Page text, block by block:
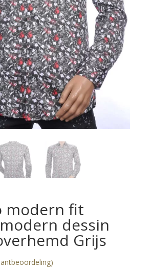
modern fit
dessin
Grijs